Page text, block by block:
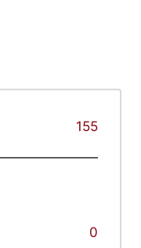
155
0